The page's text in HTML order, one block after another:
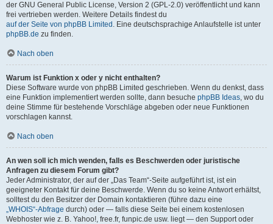
der GNU General Public License, Version 2 (GPL-2.0) veröffentlicht und kann
frei vertrieben werden. Weitere Details findest du
auf der Seite von phpBB Limited . Eine deutschsprachige Anlaufstelle ist unter
phpBB.de zu finden.
Nach oben
Warum ist Funktion x oder y nicht enthalten?
Diese Software wurde von phpBB Limited geschrieben. Wenn du denkst, dass
eine Funktion implementiert werden sollte, dann besuche phpBB Ideas, wo du
deine Stimme für bestehende Vorschläge abgeben oder neue Funktionen
vorschlagen kannst.
Nach oben
An wen soll ich mich wenden, falls es Beschwerden oder juristische
Anfragen zu diesem Forum gibt?
Jeder Administrator, der auf der „Das Team“-Seite aufgeführt ist, ist ein
geeigneter Kontakt für deine Beschwerde. Wenn du so keine Antwort erhältst,
solltest du den Besitzer der Domain kontaktieren (führe dazu eine
„WHOIS“-Abfrage durch) oder — falls diese Seite bei einem kostenlosen
Webhoster wie z. B. Yahoo!, free.fr, funpic.de usw. liegt — den Support oder